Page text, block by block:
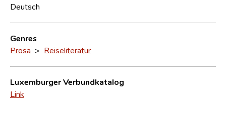
Deutsch
Genres
Prosa > Reiseliteratur
Luxemburger Verbundkatalog
Link